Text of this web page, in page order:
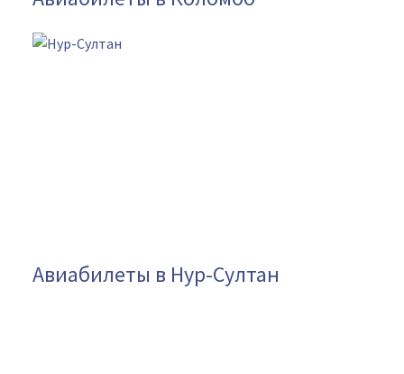
Авиабилеты в Нур-Султан